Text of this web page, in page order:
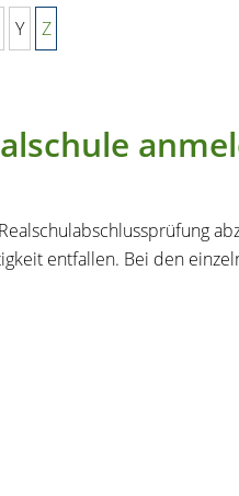
Y Z
entfallen. Bei den